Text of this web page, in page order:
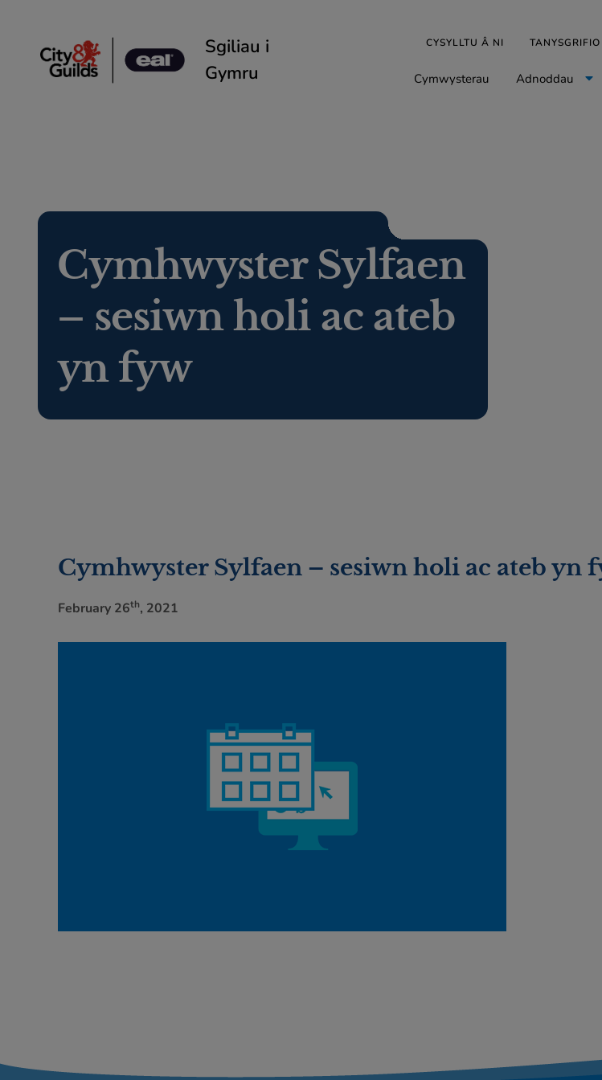
Sgiliau i
Gymru
CYSYLLTU Â NI TANYSGRIFIO
Cymwysterau Adnoddau
Cymhwyster Sylfaen
– sesiwn holi ac ateb
yn fyw
Cymhwyster Sylfaen – sesiwn holi ac ateb yn
February 26th, 2021